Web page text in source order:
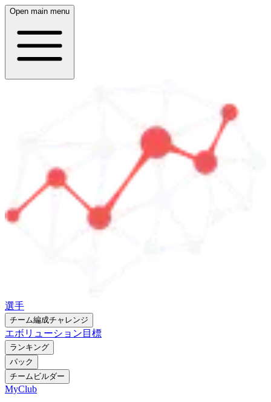
Open main menu
選手
チーム編成チャレンジ
エボリューション 目標
ランキング
パック
チームビルダー
MyClub